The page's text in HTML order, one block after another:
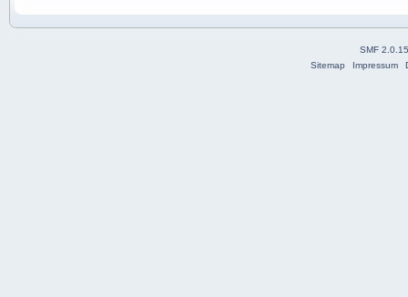
SMF
Sitemap
Impressum